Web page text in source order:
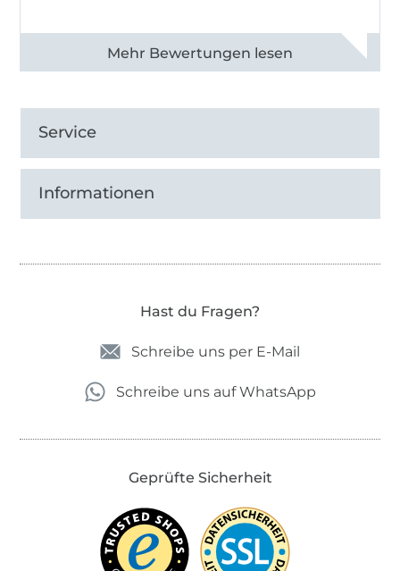
Alle 82950 Bewertungen ansehen
Service
Informationen
Hast du Fragen?
Schreibe uns per E-Mail
Schreibe uns auf WhatsApp
Geprüfte Sicherheit